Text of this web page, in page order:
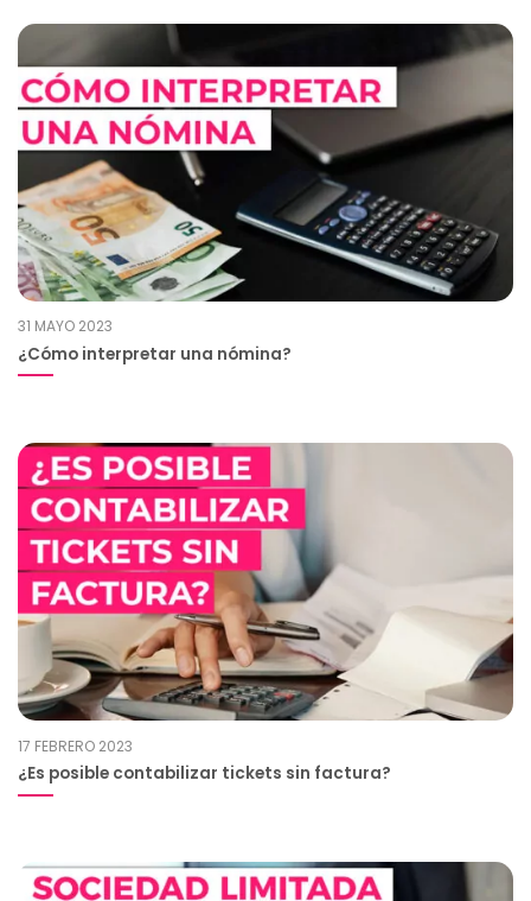
31 MAYO 2023
¿Cómo interpretar una nómina?
17 FEBRERO 2023
¿Es posible contabilizar tickets sin factura?